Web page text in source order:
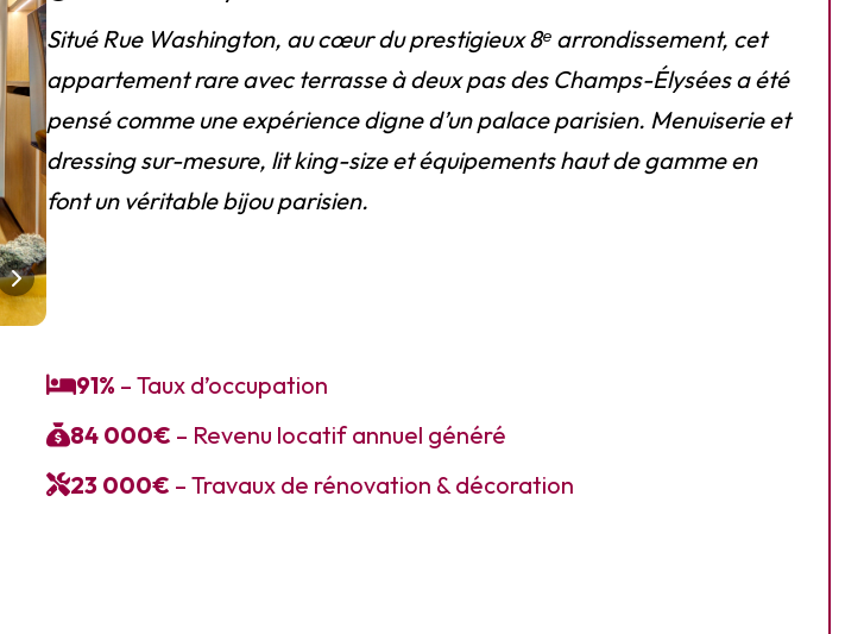
Situé Rue Washington, au cœur du prestigieux 8ᵉ arrondissement, cet
appartement rare avec terrasse à deux pas des Champs-Élysées a été
pensé comme une expérience digne d’un palace parisien. Menuiserie et
dressing sur-mesure, lit king-size et équipements haut de gamme en
font un véritable bijou parisien.
91% – Taux d’occupation
84 000€ – Revenu locatif annuel généré
23 000€ – Travaux de rénovation & décoration